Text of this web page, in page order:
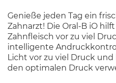
Genieße jeden Tag ein
Zahnarzt! Die Oral-B iO
Zahnfleisch vor zu viel
intelligente
Licht vor zu viel Druck
den optimalen Druck